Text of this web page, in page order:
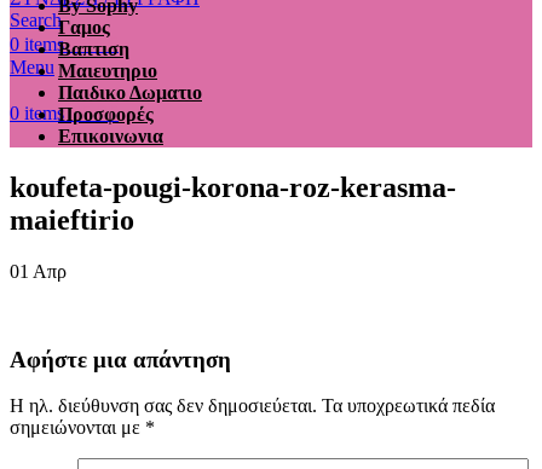
Search
0 items €0.00
Menu
0 items €0.00
By Sophy
Γαμος
Βαπτιση
Μαιευτηριο
Παιδικο Δωματιο
Προσφορές
Επικοινωνια
koufeta-pougi-korona-roz-kerasma-
maieftirio
01 Απρ
Αφήστε μια απάντηση
Η ηλ. διεύθυνση σας δεν δημοσιεύεται. Τα υποχρεωτικά πεδία
σημειώνονται με *